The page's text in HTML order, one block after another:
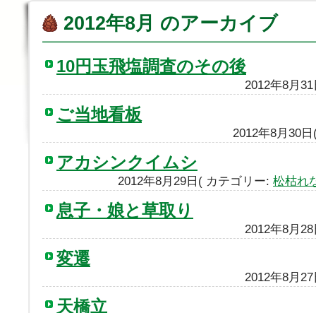
2012年8月 のアーカイブ
10円玉飛塩調査のその後
2012年8月
ご当地看板
2012年8月30
アカシンクイムシ
2012年8月29日( カテゴリー: 松枯れ
息子・娘と草取り
2012年8月
変遷
2012年8月
天橋立